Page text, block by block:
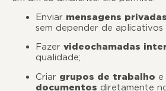
Enviar mensagens
sem depender de aplicativos
Fazer videochamadas
qualidade;
Criar grupos de trabalho e
documentos diretamente